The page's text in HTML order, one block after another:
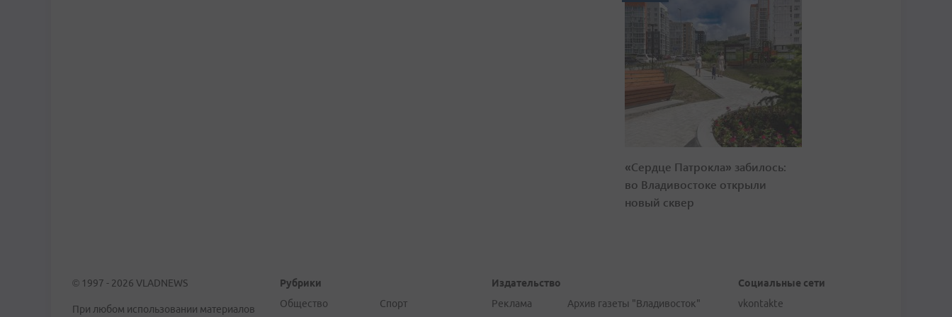
«Сердце Патрокла» забилось:
во Владивостоке открыли
новый сквер
© 1997 - 2026 VLADNEWS
При любом использовании материалов
Рубрики
Общество
Спорт
Издательство
Реклама
Архив газеты "Владивосток"
Социальные сети
vkontakte